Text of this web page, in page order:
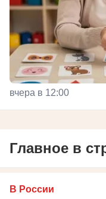
вчера в 12:00
Главное в
В России